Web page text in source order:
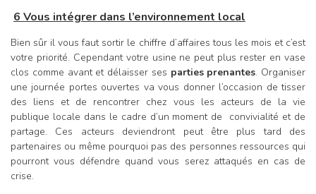
6 Vous intégrer dans l’environnement local
Bien sûr il vous faut sortir le chiffre d’affaires tous les mois et c’est
votre priorité. Cependant votre usine ne peut plus rester en vase
clos comme avant et délaisser ses parties prenantes. Organiser
une journée portes ouvertes va vous donner l’occasion de tisser
des liens et de rencontrer chez vous les acteurs de la vie
publique locale dans le cadre d’un moment de convivialité et de
partage. Ces acteurs deviendront peut être plus tard des
partenaires ou même pourquoi pas des personnes ressources qui
pourront vous défendre quand vous serez attaqués en cas de
crise.